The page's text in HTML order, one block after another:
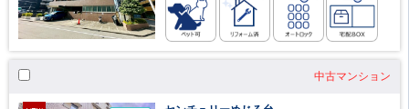
中古マンション